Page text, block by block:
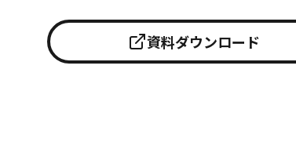
資料ダウンロード